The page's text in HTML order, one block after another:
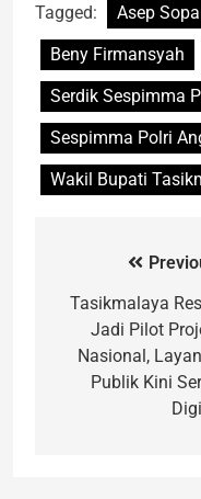
Tagged:
Asep
Beny Firmansyah
Serdik Sespimma
Sespimma Polri
Wakil Bupati
Tasikmalaya
Jadi Pilot
Nasional,
Publik Kini